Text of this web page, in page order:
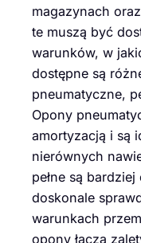
magazynach
te muszą być
warunków, w
dostępne są
pneumatyczne,
Opony
amortyzacją i są
nierównych
pełne są
doskonale
warunkach
opony łączą